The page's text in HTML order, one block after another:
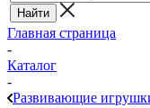
Главная страница
-
Каталог
-
Развивающие